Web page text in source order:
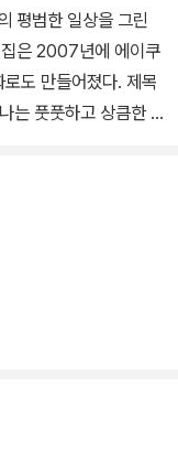
평범한 일상을 그린
은 2007년에 에이쿠
도 만들어졌다. 제목
는 풋풋하고 상큼한 청
가득한 수많은 행성
없다가도 어느새 너
그들은 ‘나는 남들과
번에 좌절해 움츠러드